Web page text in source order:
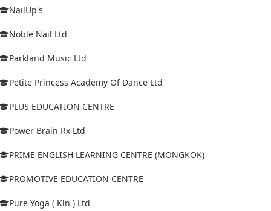
NailUp's
Noble Nail Ltd
Parkland Music Ltd
Petite Princess Academy Of Dance Ltd
PLUS EDUCATION CENTRE
Power Brain Rx Ltd
PRIME ENGLISH LEARNING CENTRE (MONGKOK)
PROMOTIVE EDUCATION CENTRE
Pure Yoga ( Kln ) Ltd